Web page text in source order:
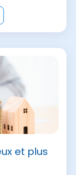
et plus